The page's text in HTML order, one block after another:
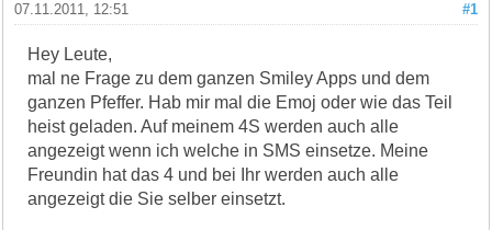
#1
07.11.2011, 12:51
Hey Leute,
mal ne Frage zu dem ganzen Smiley Apps und dem
ganzen Pfeffer. Hab mir mal die Emoj oder wie das Teil
heist geladen. Auf meinem 4S werden auch alle
angezeigt wenn ich welche in SMS einsetze. Meine
Freundin hat das 4 und bei Ihr werden auch alle
angezeigt die Sie selber einsetzt.